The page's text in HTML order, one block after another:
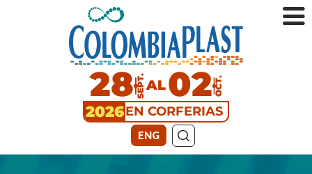
28SEPT.AL02OCT.
2026EN CORFERIAS
ENG